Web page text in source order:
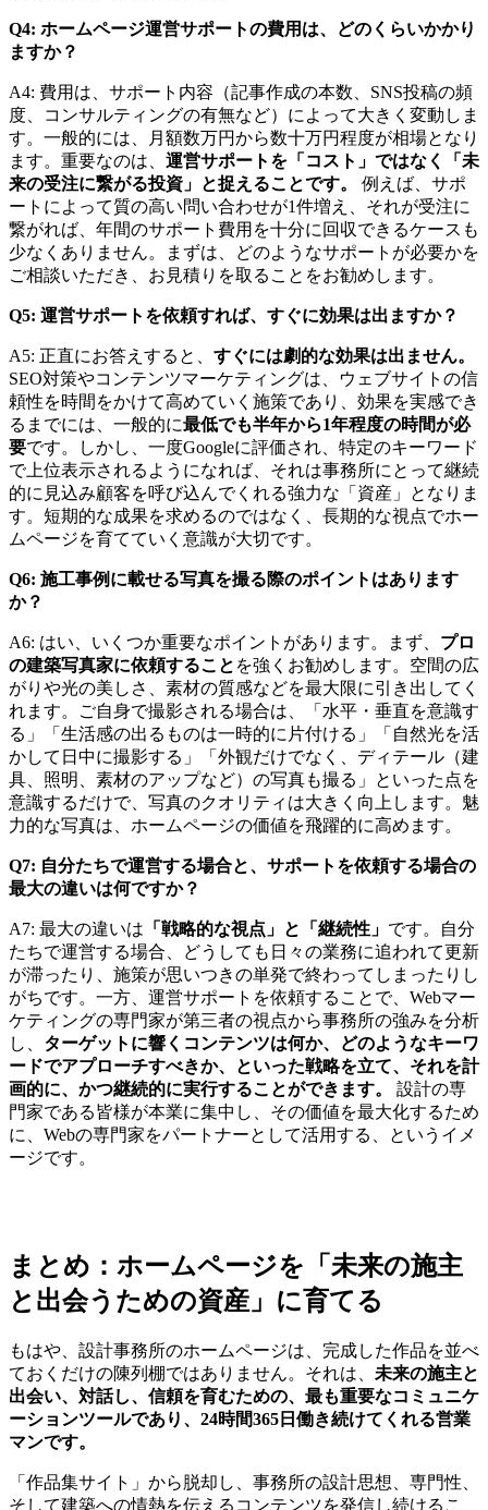
Q4: ホームページ運営サポートの費用は、どのくらいかかり
ますか？
A4: 費用は、サポート内容（記事作成の本数、SNS投稿の頻
度、コンサルティングの有無など）によって大きく変動しま
す。一般的には、月額数万円から数十万円程度が相場となり
ます。重要なのは、 運営サポートを「コスト」ではなく「未
来の受注に繋がる投資」と捉えることです。
例えば、サポ
ートによって質の高い問い合わせが1件増え、それが受注に
繋がれば、年間のサポート費用を十分に回収できるケースも
少なくありません。まずは、どのようなサポートが必要かを
ご相談いただき、お見積りを取ることをお勧めします。
Q5: 運営サポートを依頼すれば、すぐに効果は出ますか？
A5: 正直にお答えすると、 すぐには劇的な効果は出ません。
SEO対策やコンテンツマーケティングは、ウェブサイトの信
頼性を時間をかけて高めていく施策であり、効果を実感でき
るまでには、一般的に最低でも半年から1年程度の時間が必
要です。しかし、一度Googleに評価され、特定のキーワード
で上位表示されるようになれば、それは事務所にとって継続
的に見込み顧客を呼び込んでくれる強力な「資産」となりま
す。短期的な成果を求めるのではなく、長期的な視点でホー
ムページを育てていく意識が大切です。
Q6: 施工事例に載せる写真を撮る際のポイントはあります
か？
A6: はい、いくつか重要なポイントがあります。まず、 プロ
の建築写真家に依頼すること を強くお勧めします。空間の広
がりや光の美しさ、素材の質感などを最大限に引き出してく
れます。ご自身で撮影される場合は、「水平・垂直を意識す
る」「生活感の出るものは一時的に片付ける」「自然光を活
かして日中に撮影する」「外観だけでなく、ディテール（建
具、照明、素材のアップなど）の写真も撮る」といった点を
意識するだけで、写真のクオリティは大きく向上します。魅
力的な写真は、ホームページの価値を飛躍的に高めます。
Q7: 自分たちで運営する場合と、サポートを依頼する場合の
最大の違いは何ですか？
A7: 最大の違いは 「戦略的な視点」と「継続性」 です。自分
たちで運営する場合、どうしても日々の業務に追われて更新
が滞ったり、施策が思いつきの単発で終わってしまったりし
がちです。一方、運営サポートを依頼することで、Webマー
ケティングの専門家が第三者の視点から事務所の強みを分析
し、 ターゲットに響くコンテンツは何か、どのようなキーワ
ードでアプローチすべきか、といった戦略を立て、それを計
画的に、かつ継続的に実行することができます。
設計の専
門家である皆様が本業に集中し、その価値を最大化するため
に、Webの専門家をパートナーとして活用する、というイメ
ージです。
まとめ：ホームページを「未来の施主
と出会うための資産」に育てる
もはや、設計事務所のホームページは、完成した作品を並べ
ておくだけの陳列棚ではありません。それは、 未来の施主と
出会い、対話し、信頼を育むための、最も重要なコミュニケ
ーションツールであり、24時間365日働き続けてくれる営業
マンです。
「作品集サイト」から脱却し、事務所の設計思想、専門性、
そして建築への情熱を伝えるコンテンツを発信し続けるこ